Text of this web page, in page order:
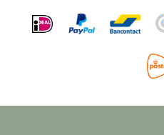
laatste minuut. Nou ja, zo
wat klopt daar eigenlijk van?
onderzoek met muizen en